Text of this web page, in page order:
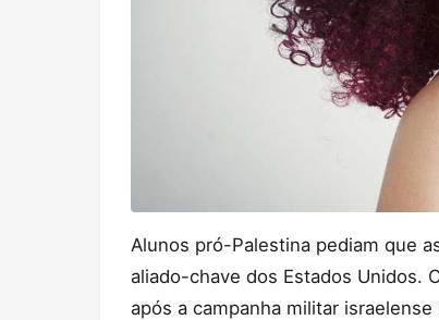
Alunos pró-Palestina pediam que
aliado-chave dos Estados Unidos.
após a campanha militar